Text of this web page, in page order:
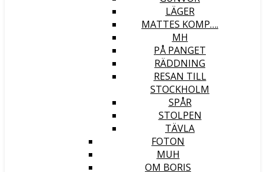
LÄGER
MATTES KOMP….
MH
PÅ PANGET
RÄDDNING
RESAN TILL
STOCKHOLM
SPÅR
STOLPEN
TÄVLA
FOTON
MUH
OM BORIS